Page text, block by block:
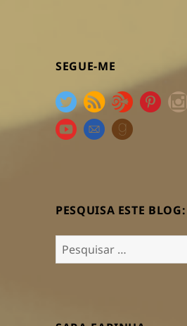
SEGUE-ME
PESQUISA ESTE BLOG:
Pesquisar
por: